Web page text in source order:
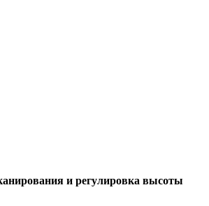
и регулировка высоты